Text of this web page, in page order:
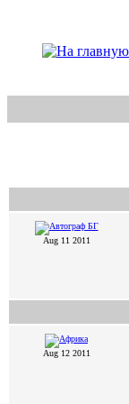
Aug 11 2011
Aug 12 2011